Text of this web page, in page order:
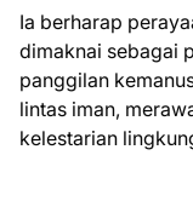
Ia berharap
dimaknai sebagai
panggilan
lintas iman,
kelestarian